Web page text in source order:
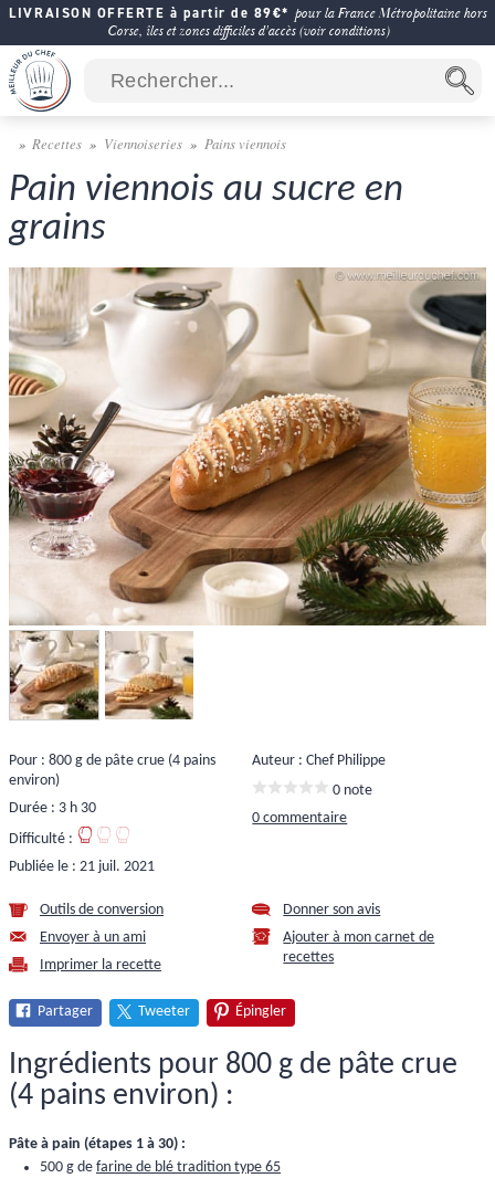
LIVRAISON OFFERTE à partir de 89€* pour la France Métropolitaine hors
Corse, îles et zones difficiles d'accès (voir conditions)
Recettes Viennoiseries Pains viennois
Pain viennois au sucre en
grains
Pour : 800 g de pâte crue (4 pains
environ)
Durée : 3 h 30
Difficulté :
Publiée le : 21 juil. 2021
Auteur : Chef Philippe
0 note
0 commentaire
Outils de conversion
Envoyer à un ami
Imprimer la recette
Donner son avis
Ajouter à mon carnet de
recettes
Partager Tweeter Épingler
Ingrédients pour 800 g de pâte crue
(4 pains environ) :
Pâte à pain (étapes 1 à 30) :
500 g de farine de blé tradition type 65